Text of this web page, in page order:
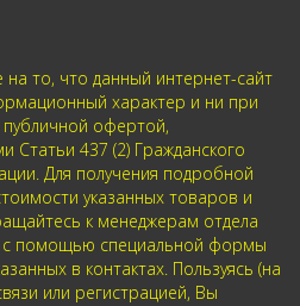
то, что данный интернет-сайт
характер и ни при
публичной офертой,
Статьи 437 (2) Гражданского
Для получения подробной
указанных товаров и
к менеджерам отдела
с помощью специальной формы
в контактах. Пользуясь (на
или регистрацией, Вы